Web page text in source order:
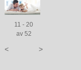
11 - 20
av 52
< >